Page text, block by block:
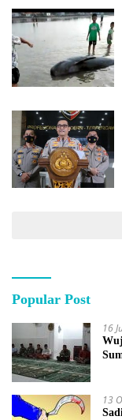
Popular Post
16
13